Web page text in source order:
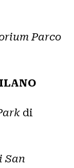
Parco
di
San